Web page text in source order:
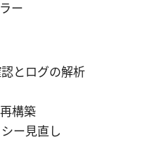
ー
とログの解析
構築
ー見直し